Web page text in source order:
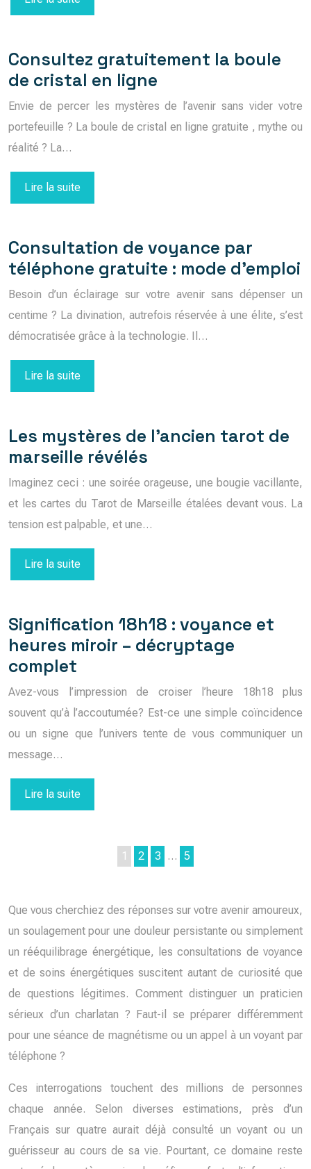
Consultez gratuitement la boule
de cristal en ligne
Envie de percer les mystères de l’avenir sans vider votre
portefeuille ? La boule de cristal en ligne gratuite , mythe ou
réalité ? La…
Lire la suite
Consultation de voyance par
téléphone gratuite : mode d’emploi
Besoin d’un éclairage sur votre avenir sans dépenser un
centime ? La divination, autrefois réservée à une élite, s’est
démocratisée grâce à la technologie. Il…
Lire la suite
Les mystères de l’ancien tarot de
marseille révélés
Imaginez ceci : une soirée orageuse, une bougie vacillante,
et les cartes du Tarot de Marseille étalées devant vous. La
tension est palpable, et une…
Lire la suite
Signification 18h18 : voyance et
heures miroir – décryptage
complet
Avez-vous l’impression de croiser l’heure 18h18 plus
souvent qu’à l’accoutumée? Est-ce une simple coïncidence
ou un signe que l’univers tente de vous communiquer un
message…
Lire la suite
1 2 3 … 5
Que vous cherchiez des réponses sur votre avenir amoureux,
un soulagement pour une douleur persistante ou simplement
un rééquilibrage énergétique, les consultations de voyance
et de soins énergétiques suscitent autant de curiosité que
de questions légitimes. Comment distinguer un praticien
sérieux d’un charlatan ? Faut-il se préparer différemment
pour une séance de magnétisme ou un appel à un voyant par
téléphone ?
Ces interrogations touchent des millions de personnes
chaque année. Selon diverses estimations, près d’un
Français sur quatre aurait déjà consulté un voyant ou un
guérisseur au cours de sa vie. Pourtant, ce domaine reste